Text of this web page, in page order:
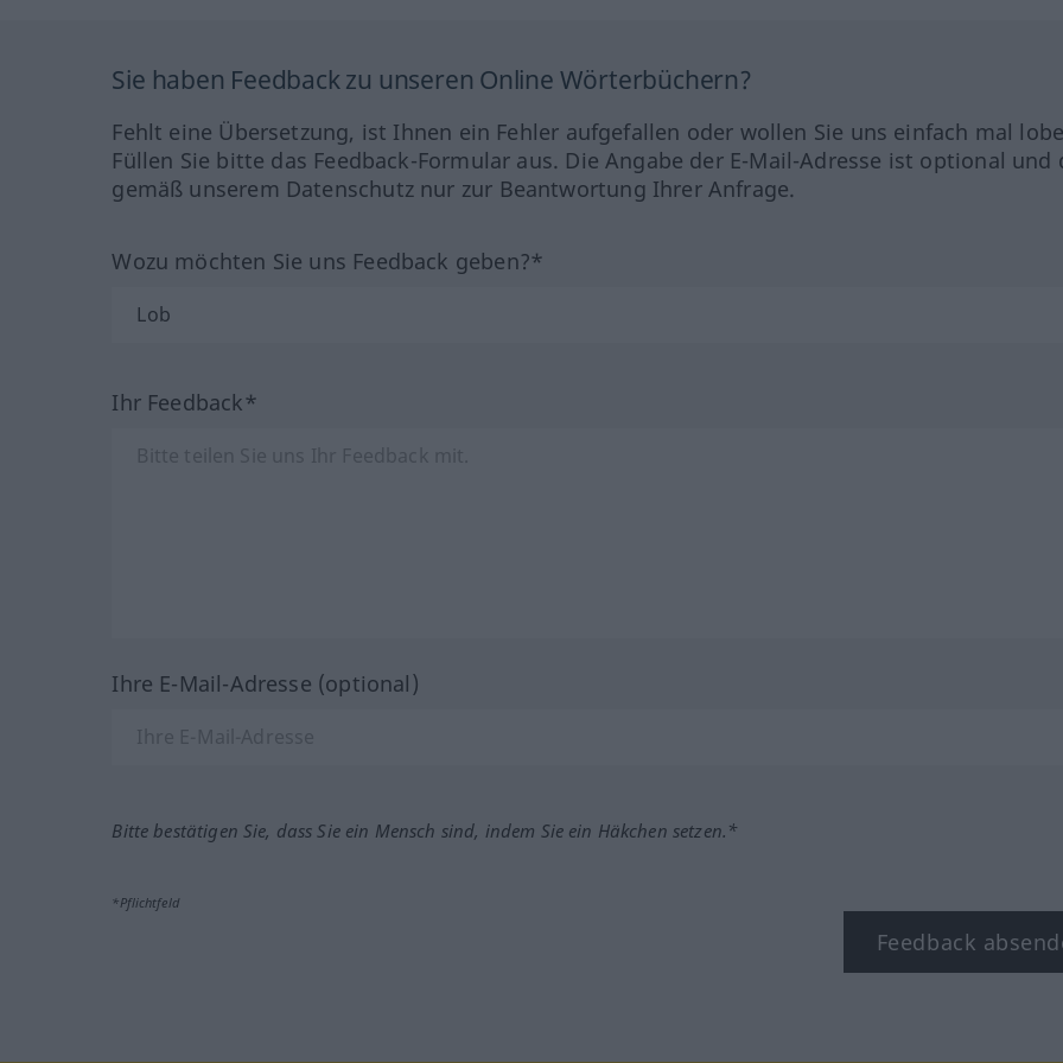
Sie haben Feedback zu unseren Online Wörterbüchern?
Fehlt eine Übersetzung, ist Ihnen ein Fehler aufgefallen oder wollen Sie uns einfach mal
Füllen Sie bitte das Feedback-Formular aus. Die Angabe der E-Mail-Adresse ist optional und
gemäß unserem Datenschutz nur zur Beantwortung Ihrer Anfrage.
Wozu möchten Sie uns Feedback geben?*
Ihr Feedback*
Ihre E-Mail-Adresse (optional)
Bitte bestätigen Sie, dass Sie ein Mensch sind, indem Sie ein Häkchen setzen.*
*Pflichtfeld
Feedback